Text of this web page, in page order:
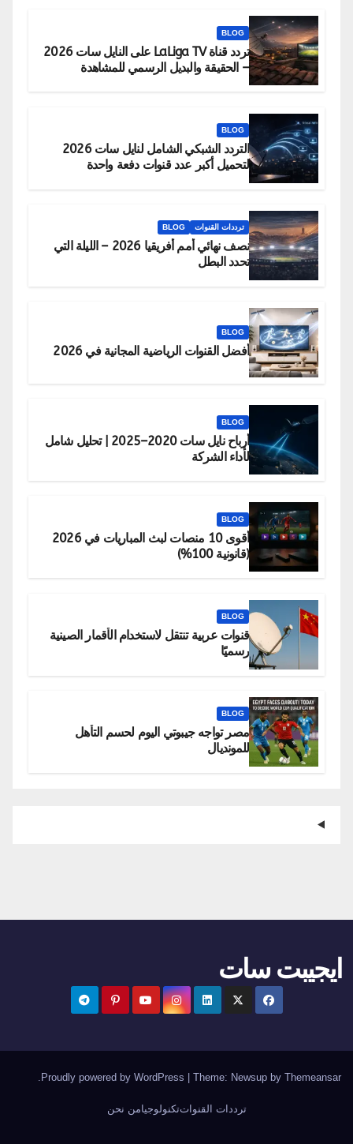
BLOG
تردد قناة LaLiga TV على النايل سات 2026
– الحقيقة والبديل الرسمي للمشاهدة
BLOG
التردد الشبكي الشامل لنايل سات 2026
لتحميل أكبر عدد قنوات دفعة واحدة
ترددات القنوات BLOG
نصف نهائي أمم أفريقيا 2026 – الليلة التي
تحدد البطل
BLOG
أفضل القنوات الرياضية المجانية في 2026
BLOG
أرباح نايل سات 2020–2025 | تحليل شامل
لأداء الشركة
BLOG
أقوى 10 منصات لبث المباريات في 2026
(قانونية 100%)
BLOG
قنوات عربية تنتقل لاستخدام الأقمار الصينية
رسميًا
BLOG
مصر تواجه جيبوتي اليوم لحسم التأهل
للمونديال
ايجيبت سات
Proudly powered by WordPress | Theme: Newsup by Themeansar
ترددات القنواتتكنولوجيامن نحن